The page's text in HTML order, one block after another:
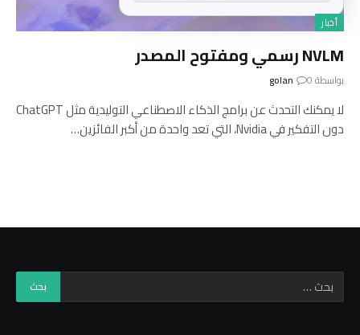
أخبار
NVLM رسمي ومفتوح المصدر
بواسطة golan 0
لا يمكنك التحدث عن برامج الذكاء الاصطناعي التوليدية مثل ChatGPT
دون التفكير في Nvidia، التي تعد واحدة من أكبر الفائزين…